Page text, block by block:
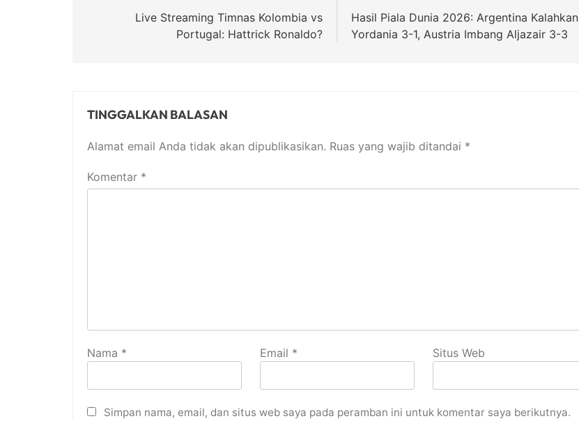
Live Streaming Timnas Kolombia vs
Portugal: Hattrick Ronaldo?
Hasil Piala Dunia 2026: Argentina Kalahkan
Yordania 3-1, Austria Imbang Aljazair 3-3
TINGGALKAN BALASAN
Alamat email Anda tidak akan dipublikasikan. Ruas yang wajib ditandai *
Komentar *
Nama * Email * Situs Web
Simpan nama, email, dan situs web saya pada peramban ini untuk komentar saya berikutnya.